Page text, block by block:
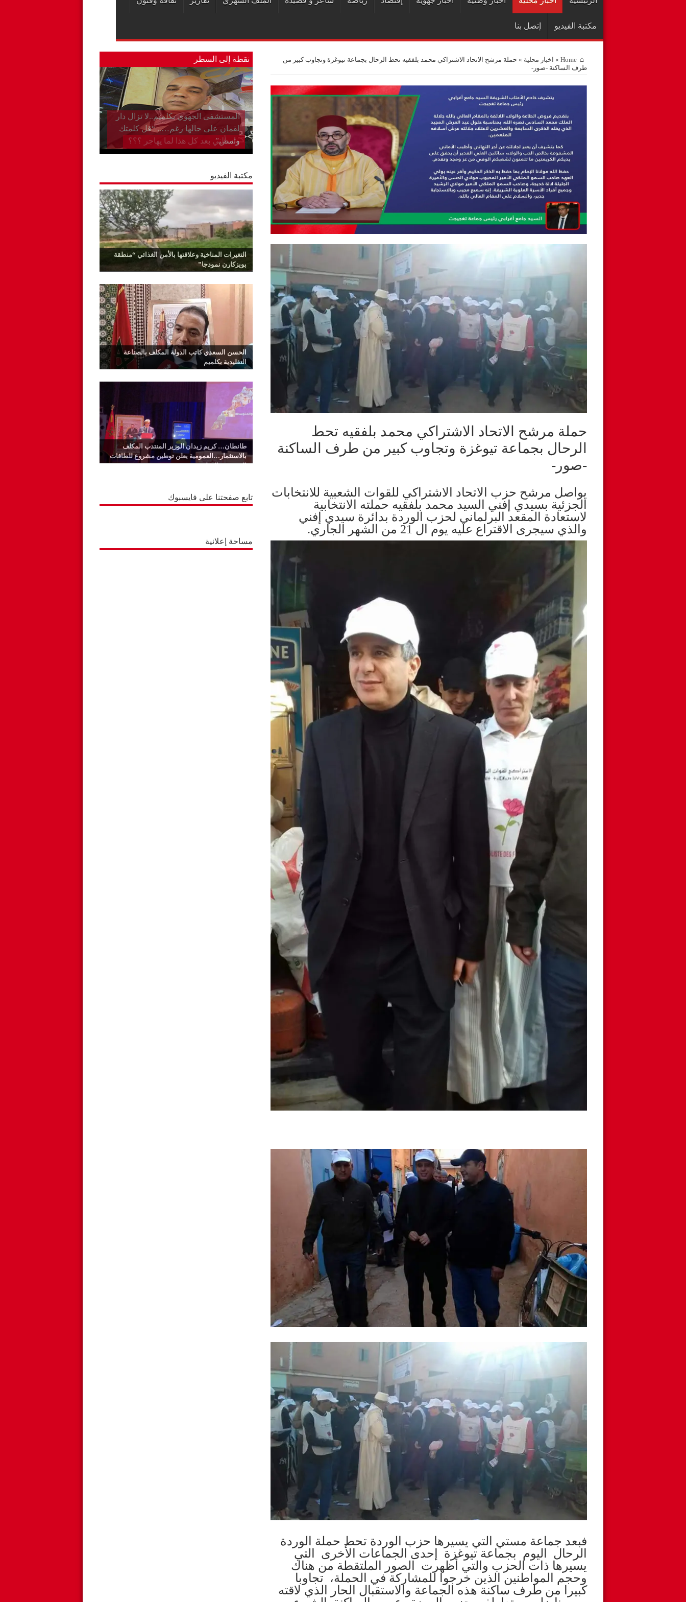
مكتبة الفيديو إتصل بنا
Home
» اخبار محلية » حملة مرشح الاتحاد الاشتراكي محمد بلفقيه تحط الرحال بجماعة تيوغزة وتجاوب كبير من
طرف الساكنة -صور-
حملة مرشح الاتحاد الاشتراكي محمد بلفقيه تحط
الرحال بجماعة تيوغزة وتجاوب كبير من طرف الساكنة
-صور-
يواصل مرشح حزب الاتحاد الاشتراكي للقوات الشعبية للانتخابات
الجزئية بسيدي إفني السيد محمد بلفقيه حملته الانتخابية
لاستعادة المقعد البرلماني لحزب الوردة بدائرة سيدي إفني
والذي سيجرى الاقتراع عليه يوم ال 21 من الشهر الجاري.
فبعد جماعة مستي التي يسيرها حزب الوردة تحط حملة الوردة
الرحال اليوم بجماعة تيوغزة إحدى الجماعات الأخرى التي
يسيرها ذات الحزب والتي أظهرت الصور الملتقطة من هناك
وحجم المواطنين الذين خرجوا للمشاركة في الحملة، تجاوبا
كبيرا من طرف ساكنة هذه الجماعة والاستقبال الحار الذي لاقته
نقطة إلى السطر
المستشفى الجهوي بكلميم..لا تزال دار
لقمان على حالها رغم….. “قل كلمتك
وامض”
مكتبة الفيديو
التغيرات المناخية وعلاقتها بالأمن الغذائي “منطقة
بويزكارن نمودجا”
الحسن السعدي كاتب الدولة المكلف بالصناعة
التقليدية بكلميم
طانطان… كريم زيدان الوزير المنتدب المكلف
بالاستثمار…العمومية يعلن توطين مشروع للطاقات
المتجددة بالوطية
تابع صفحتنا على فايسبوك
مساحة إعلانية